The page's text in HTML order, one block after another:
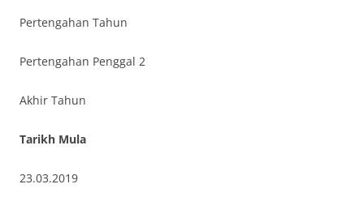
Pertengahan Tahun
Pertengahan Penggal 2
Akhir Tahun
Tarikh Mula
23.03.2019